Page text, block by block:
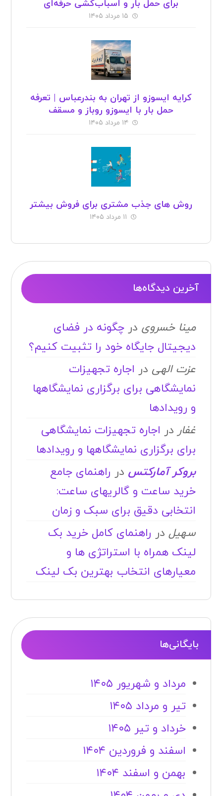
کرایه ایسوزو از تهران به بندرعباس | تعرفه
حمل بار با ایسوزو روباز و مسقف
روش های جذب مشتری برای فروش بیشتر
۱۱ مرداد ۱۴۰۵
آخرین دیدگاه‌ها
عزت الهیدراجاره تجهیزات
نمایشگاهی برای برگزاری نمایشگاهها
در
اجاره تجهیزات نمایشگاهی
بروکر آمارکتس
درراهنمای جامع
خرید ساعت و گالریهای ساعت:
سهیل
در
راهنمای کامل خرید بک
معیارهای انتخاب بهترین بک لینک
بایگانی‌ها
تیر و مرداد ۱۴۰۵
خرداد و تیر ۱۴۰۵
اسفند و فروردین ۱۴۰۴
بهمن و اسفند ۱۴۰۴
دی و بهمن ۱۴۰۴
آذر و دی ۱۴۰۴
آبان و آذر ۱۴۰۴
مهر و آبان ۱۴۰۴